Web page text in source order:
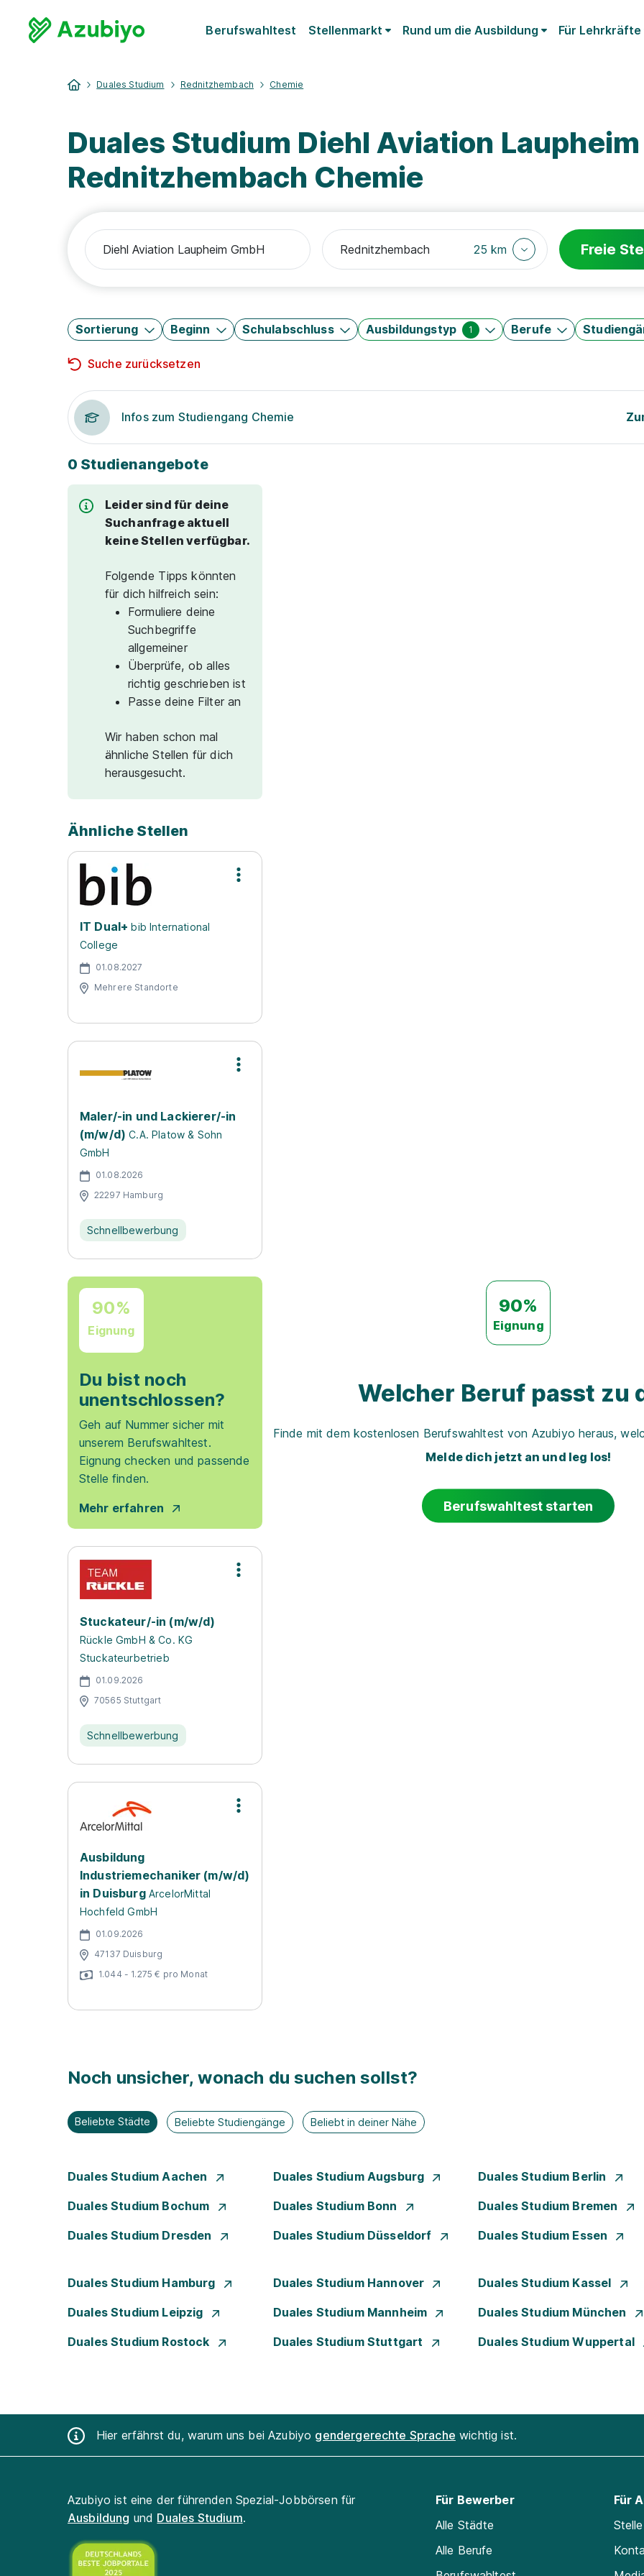
Berufswahltest Stellenmarkt Rund um die Ausbildung Für Lehrkräfte
Duales Studium Rednitzhembach Chemie
Duales Studium Diehl Aviation Laupheim
Rednitzhembach Chemie
25 km Freie
Sortierung Beginn Schulabschluss Ausbildungstyp 1 Berufe
Suche zurücksetzen
Infos zum Studiengang Chemie
0 Studienangebote
Leider sind für deine
Suchanfrage aktuell
keine Stellen verfügbar.
Folgende Tipps könnten
für dich hilfreich sein:
Formuliere deine
Suchbegriffe
allgemeiner
Überprüfe, ob alles
richtig geschrieben ist
Passe deine Filter an
Wir haben schon mal
ähnliche Stellen für dich
herausgesucht.
Ähnliche Stellen
IT Dual+ bib International
College
01.08.2027
Mehrere Standorte
Maler/-in und Lackierer/-in
(m/w/d) C.A. Platow & Sohn
GmbH
01.08.2026
22297 Hamburg
Schnellbewerbung
90%
Eignung
Du bist noch
unentschlossen?
Geh auf Nummer sicher mit
unserem Berufswahltest.
Eignung checken und passende
Stelle finden.
Mehr erfahren
Stuckateur/-in (m/w/d)
Rückle GmbH & Co. KG
Stuckateurbetrieb
01.09.2026
70565 Stuttgart
Schnellbewerbung
Ausbildung
Industriemechaniker (m/w/d)
in Duisburg ArcelorMittal
Hochfeld GmbH
01.09.2026
47137 Duisburg
1.044 - 1.275 € pro Monat
90%
Eignung
Welcher Beruf passt zu
Finde mit dem kostenlosen Berufswahltest von Azubiyo heraus,
Melde dich jetzt an und leg los!
Berufswahltest starten
Noch unsicher, wonach du suchen sollst?
Beliebte Städte Beliebte Studiengänge Beliebt in deiner Nähe
Duales Studium Aachen Duales Studium Augsburg Duales Studium Berlin
Duales Studium Bochum Duales Studium Bonn Duales Studium Bremen
Duales Studium Dresden Duales Studium Düsseldorf Duales Studium Essen
Duales Studium Hamburg Duales Studium Hannover Duales Studium Kassel
Duales Studium Leipzig Duales Studium Mannheim Duales Studium München
Duales Studium Rostock Duales Studium Stuttgart Duales Studium Wuppertal
Hier erfährst du, warum uns bei Azubiyo gendergerechte Sprache wichtig ist.
Azubiyo ist eine der führenden Spezial-Jobbörsen für
Ausbildung und Duales Studium.
Für Bewerber
Alle Städte
Alle Berufe
Für